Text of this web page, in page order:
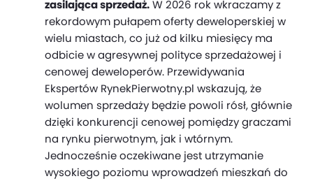
zasilająca sprzedaż.W 2026 rok wkraczamy z
rekordowym pułapem oferty deweloperskiej w
wielu miastach, co już od kilku miesięcy ma
odbicie w agresywnej polityce sprzedażowej i
cenowej deweloperów. Przewidywania
Ekspertów RynekPierwotny.pl wskazują, że
wolumen sprzedaży będzie powoli rósł, głównie
dzięki konkurencji cenowej pomiędzy graczami
na rynku pierwotnym, jak i wtórnym.
Jednocześnie oczekiwane jest utrzymanie
wysokiego poziomu wprowadzeń mieszkań do